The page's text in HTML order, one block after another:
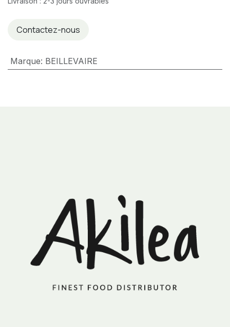
Contactez-nous
Marque: BEILLEVAIRE